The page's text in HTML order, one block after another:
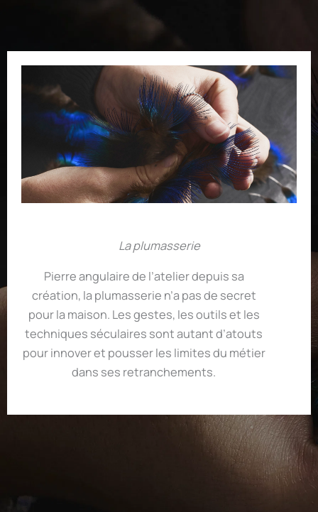
La plumasserie
Pierre angulaire de l’atelier depuis sa
création, la plumasserie n’a pas de secret
pour la maison. Les gestes, les outils et les
techniques séculaires sont autant d’atouts
pour innover et pousser les limites du métier
dans ses retranchements.